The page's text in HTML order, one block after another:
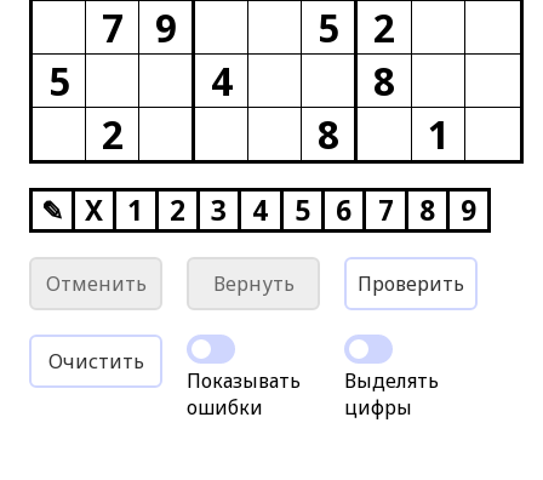
7
9 5
2
5
4
8
2
8 1
✎ X 1 2 3 4 5 6 7 8 9
Отменить Вернуть Проверить
Очистить
Показывать
ошибки
Выделять
цифры